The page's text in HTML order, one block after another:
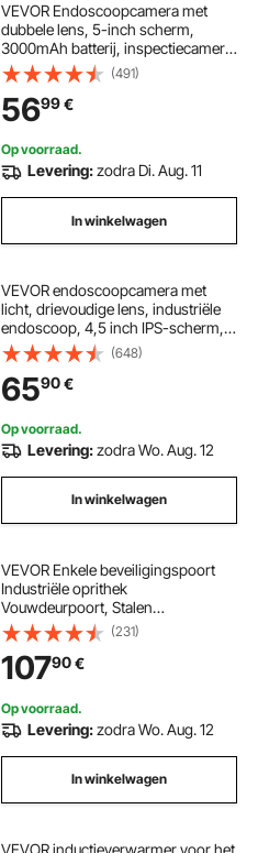
VEVOR Endoscoopcamera met
dubbele lens, 5-inch scherm,
3000mAh batterij, inspectiecamera
met 5m kabel, 8x zoom, 180°
beeldrotatie, IP67 waterdicht,
5,5mm industriële endoscoop met
verlichting voor autoleidingen en -
afvoeren
(491)
5699€
Op voorraad.
Levering:zodra Di. Aug. 11
In winkelwagen
VEVOR endoscoopcamera met
licht, drievoudige lens, industriële
endoscoop, 4,5 inch IPS-scherm,
inspectiecamera, 1920x1080,
waterdichte pijpcamera, inspectie
van automotoren, riolen en HVAC-
kanalen
(648)
6590€
Op voorraad.
Levering:zodra Wo. Aug. 12
In winkelwagen
VEVOR Enkele beveiligingspoort
Industriële oprithek
Vouwdeurpoort, Stalen
beveiligingspoort, Flexibele
uitbreidbare beveiligingspoort,
360° rolhek, Schaarpoort met
hangslot
(231)
10790€
Op voorraad.
Levering:zodra Wo. Aug. 12
In winkelwagen
VEVOR inductieverwarmer voor het